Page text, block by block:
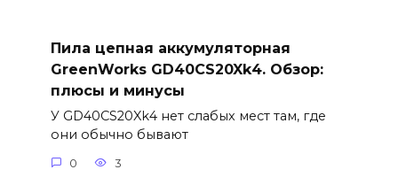
Пила цепная аккумуляторная
GreenWorks GD40CS20Xk4. Обзор:
плюсы и минусы
У GD40CS20Xk4 нет слабых мест там, где
они обычно бывают
0 3